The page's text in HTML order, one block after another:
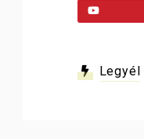
Legyél